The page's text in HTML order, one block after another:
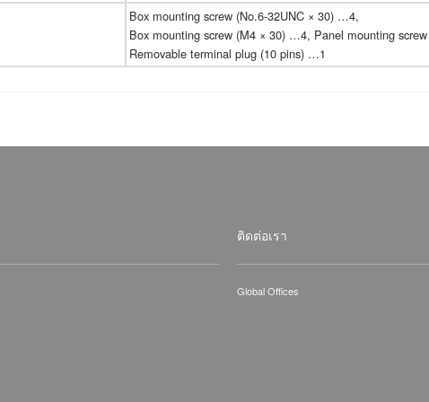
Box mounting screw (No.6-32UNC × 30) …4,
Box mounting screw (M4 × 30) …4, Panel mounting
Removable terminal plug (10 pins) …1
ติดต่อเรา
Global Offices